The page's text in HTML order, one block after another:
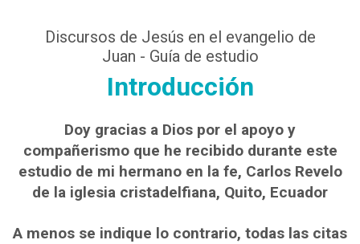
Discursos de Jesús en el evangelio de
Juan - Guía de estudio
Introducción
Doy gracias a Dios por el apoyo y
compañerismo que he recibido durante este
estudio de mi hermano en la fe, Carlos Revelo
de la iglesia cristadelfiana, Quito, Ecuador
A menos se indique lo contrario, todas las citas